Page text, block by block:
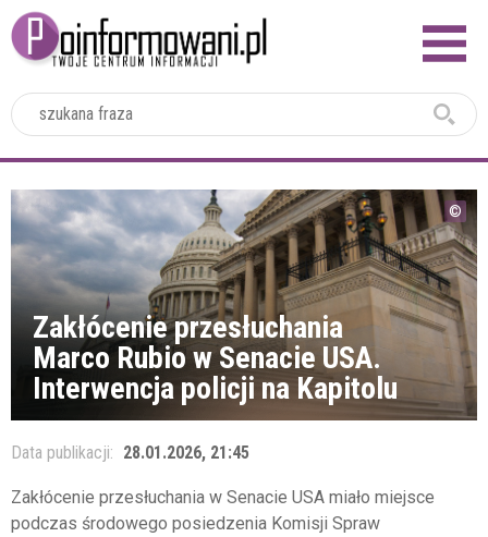
Zakłócenie przesłuchania
Marco Rubio w Senacie USA.
Interwencja policji na Kapitolu
Data publikacji: 28.01.2026, 21:45
Zakłócenie przesłuchania w Senacie USA miało miejsce
podczas środowego posiedzenia Komisji Spraw